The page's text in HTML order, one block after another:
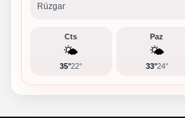
Rüzgar
Cts
🌤️
35°22°
Paz
🌤️
33°24°